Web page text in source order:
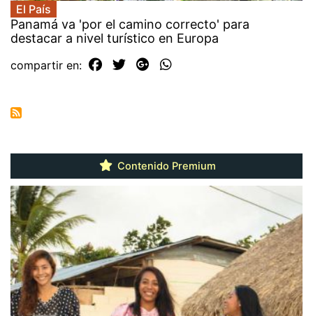
El País
Panamá va 'por el camino correcto' para
destacar a nivel turístico en Europa
compartir en:
Contenido Premium